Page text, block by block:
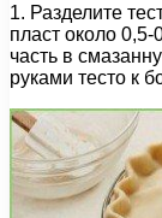
1. Разделите
пласт около
часть в
руками тесто к